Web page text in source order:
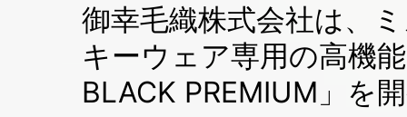
御幸毛織株式会社は、
キーウェア専用の高機
BLACK PREMIUM」を